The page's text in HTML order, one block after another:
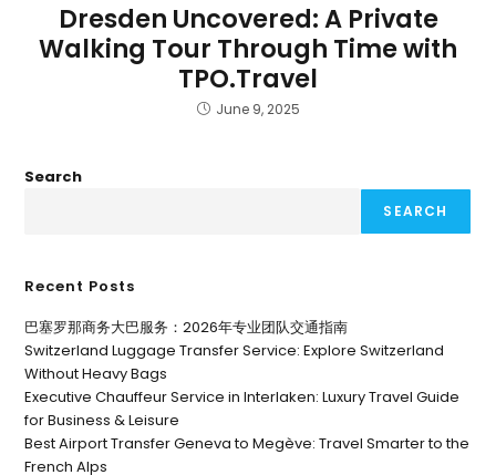
Dresden Uncovered: A Private
Walking Tour Through Time with
TPO.Travel
June 9, 2025
Search
SEARCH
Recent Posts
巴塞罗那商务大巴服务：2026年专业团队交通指南
Switzerland Luggage Transfer Service: Explore Switzerland
Without Heavy Bags
Executive Chauffeur Service in Interlaken: Luxury Travel Guide
for Business & Leisure
Best Airport Transfer Geneva to Megève: Travel Smarter to the
French Alps